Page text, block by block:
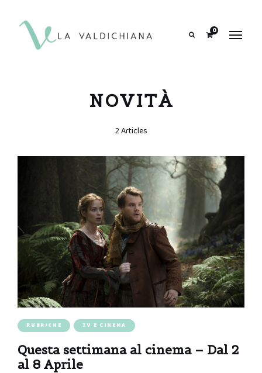
0
NOVITÀ
2 Articles
RUBRICHE TV E CINEMA
Questa settimana al cinema – Dal 2
al 8 Aprile